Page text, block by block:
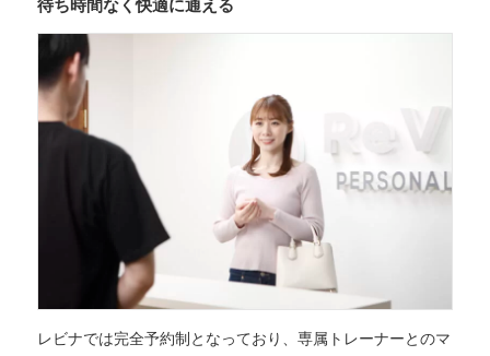
待ち時間なく快適に通える
レビナでは完全予約制となっており、専属トレーナーとのマ